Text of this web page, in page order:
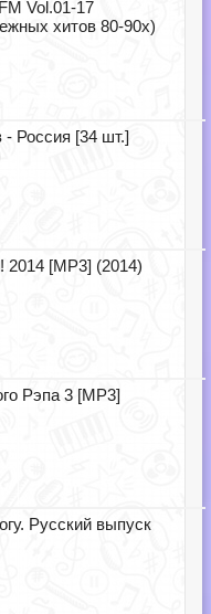
Vol.01-17
хитов 80-90х)
- Россия [34 шт.]
[MP3] (2014)
Рэпа 3 [MP3]
Русский выпуск